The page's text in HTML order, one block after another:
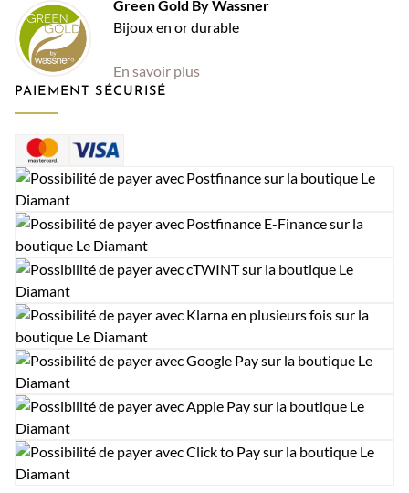
Green Gold By Wassner
Bijoux en or durable
En savoir plus
PAIEMENT SÉCURISÉ